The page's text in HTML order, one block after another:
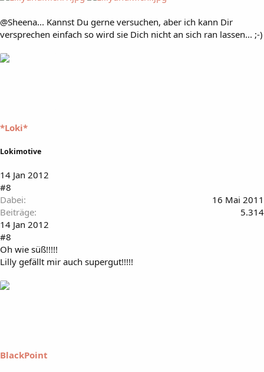
@Sheena... Kannst Du gerne versuchen, aber ich kann Dir
versprechen einfach so wird sie Dich nicht an sich ran lassen... ;-)
*Loki*
Lokimotive
14 Jan 2012
#8
Dabei
16 Mai 2011
Beiträge
5.314
14 Jan 2012
#8
Oh wie süß!!!!!
Lilly gefällt mir auch supergut!!!!!
BlackPoint